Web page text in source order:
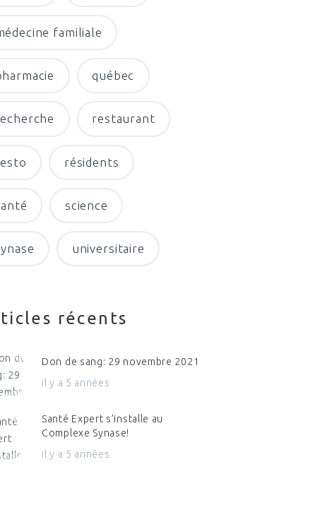
familiale
québec
restaurant
résidents
science
universitaire
récents
Don de sang: 29 novembre 2021
il y a 5 années
Santé Expert s’installe au
Complexe Synase!
il y a 5 années